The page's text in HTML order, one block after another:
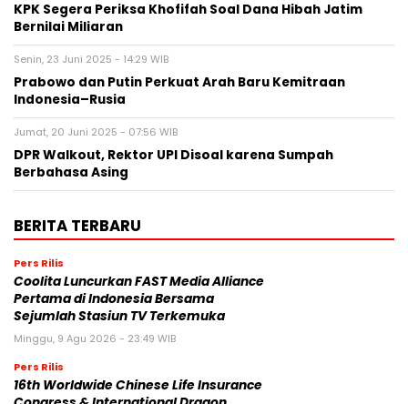
KPK Segera Periksa Khofifah Soal Dana Hibah Jatim
Bernilai Miliaran
Senin, 23 Juni 2025 - 14:29 WIB
Prabowo dan Putin Perkuat Arah Baru Kemitraan
Indonesia–Rusia
Jumat, 20 Juni 2025 - 07:56 WIB
DPR Walkout, Rektor UPI Disoal karena Sumpah
Berbahasa Asing
BERITA TERBARU
Pers Rilis
Coolita Luncurkan FAST Media Alliance
Pertama di Indonesia Bersama
Sejumlah Stasiun TV Terkemuka
Minggu, 9 Agu 2026 - 23:49 WIB
Pers Rilis
16th Worldwide Chinese Life Insurance